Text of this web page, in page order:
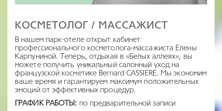
КОСМЕТОЛОГ / МАССАЖИСТ
В нашем парк-отеле открыт кабинет
профессионального косметолога-массажиста Елены
Карпуниной. Теперь, отдыхая в «Белых аллеях», вы
можете получить уникальный салонный уход на
французской косметике Bernard CASSIERE. Мы экономим
ваше время и гарантируем максимум положительных
эмоций от эффективных процедур.
ГРАФИК РАБОТЫ: по предварительной записи